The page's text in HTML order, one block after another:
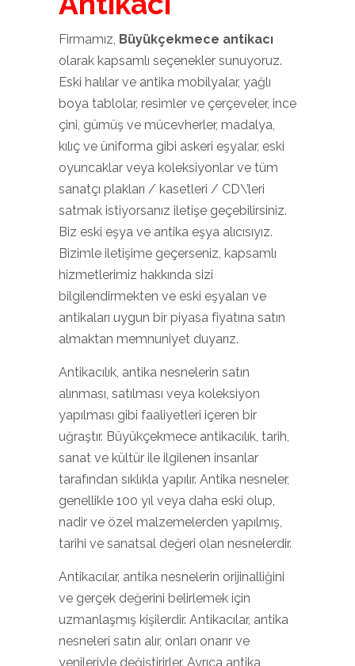
Firmamız, Büyükçekmece antikacı
olarak kapsamlı seçenekler sunuyoruz.
Eski halılar ve antika mobilyalar, yağlı
boya tablolar, resimler ve çerçeveler, ince
çini, gümüş ve mücevherler, madalya,
kılıç ve üniforma gibi askeri eşyalar, eski
oyuncaklar veya koleksiyonlar ve tüm
sanatçı plakları / kasetleri / CD\’leri
satmak istiyorsanız iletişe geçebilirsiniz.
Biz eski eşya ve antika eşya alıcısıyız.
Bizimle iletişime geçerseniz, kapsamlı
hizmetlerimiz hakkında sizi
bilgilendirmekten ve eski eşyaları ve
antikaları uygun bir piyasa fiyatına satın
almaktan memnuniyet duyarız.
Antikacılık, antika nesnelerin satın
alınması, satılması veya koleksiyon
yapılması gibi faaliyetleri içeren bir
uğraştır. Büyükçekmece antikacılık, tarih,
sanat ve kültür ile ilgilenen insanlar
tarafından sıklıkla yapılır. Antika nesneler,
genellikle 100 yıl veya daha eski olup,
nadir ve özel malzemelerden yapılmış,
tarihi ve sanatsal değeri olan nesnelerdir.
Antikacılar, antika nesnelerin orijinalliğini
ve gerçek değerini belirlemek için
uzmanlaşmış kişilerdir. Antikacılar, antika
nesneleri satın alır, onları onarır ve
yenileriyle değiştirirler. Ayrıca antika